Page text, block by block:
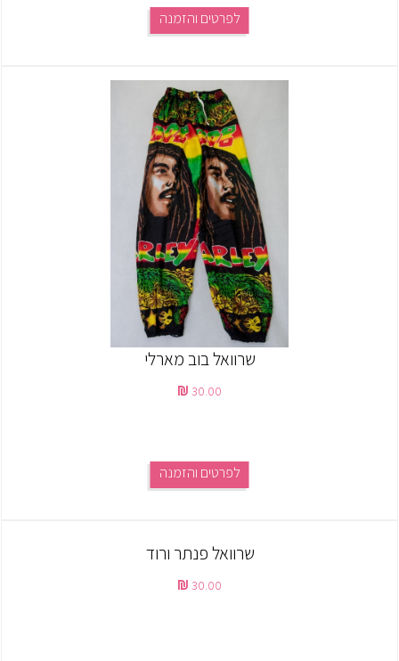
לפרטים והזמנה
שרוואל בוב מארלי
30.00
לפרטים והזמנה
שרוואל פנתר ורוד
30.00